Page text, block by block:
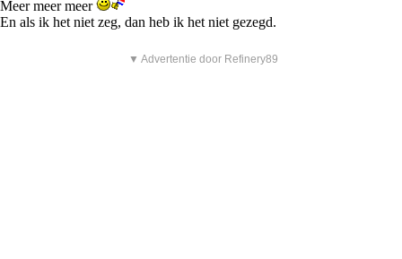
Meer meer meer
En als ik het niet zeg, dan heb ik het niet gezegd.
▼ Advertentie door Refinery89